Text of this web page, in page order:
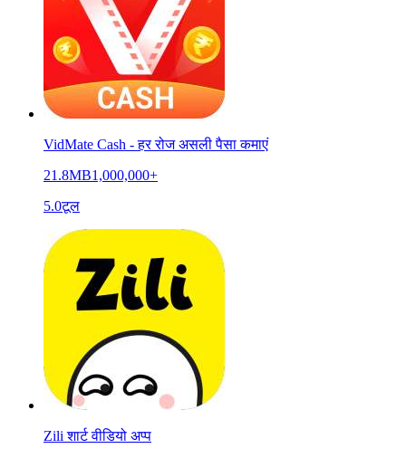
VidMate Cash - हर रोज असली पैसा कमाएं
21.8MB1,000,000+
5.0टूल
Zili शार्ट वीडियो अप्प